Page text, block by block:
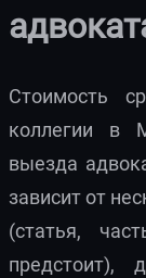
Стоимость
коллегии в
выезда
зависит от
(статья,
предстоит),